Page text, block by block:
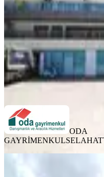
·
525.000 ₺
ODA GAYRİMENKUL
ODA
GAYRİMENKUL
Merkezi